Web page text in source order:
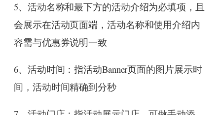
5、活动名称和最下方的活动介绍为必填项，且
会展示在活动页面端，活动名称和使用介绍内
容需与优惠券说明一致
6、活动时间：指活动Banner页面的图片展示时
间，活动时间精确到分秒